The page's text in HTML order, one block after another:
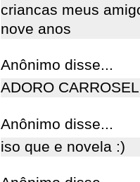
criancas meus
nove anos
Anônimo disse...
ADORO
Anônimo disse...
iso que e novela :)